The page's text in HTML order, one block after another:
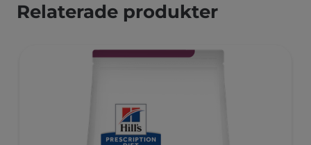
Relaterade produkter